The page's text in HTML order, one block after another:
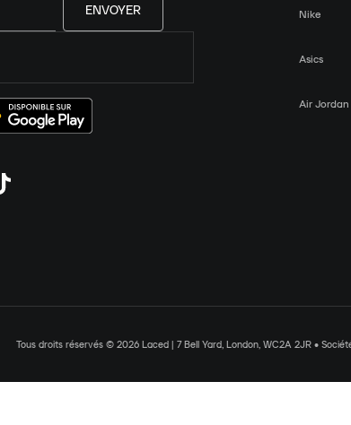
ENVOYER Nike
Asics
Air Jordan
Tous droits réservés © 2026 Laced | 7 Bell Yard, London, WC2A 2JR •